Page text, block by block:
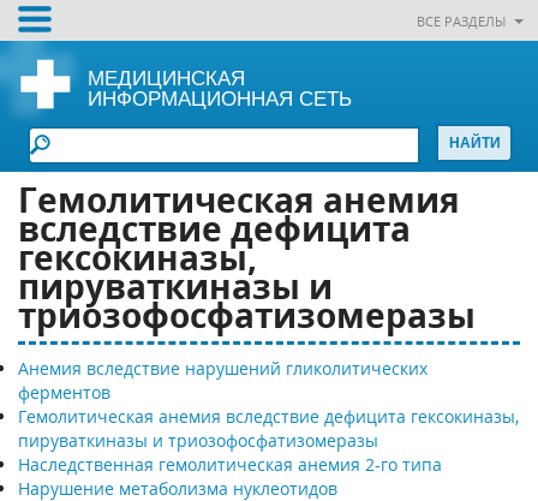
ВСЕ РАЗДЕЛЫ
МЕДИЦИНСКАЯ
ИНФОРМАЦИОННАЯ СЕТЬ
Гемолитическая анемия
вследствие дефицита
гексокиназы,
пируваткиназы и
триозофосфатизомеразы
Анемия вследствие нарушений гликолитических
ферментов
Гемолитическая анемия вследствие дефицита гексокиназы,
пируваткиназы и триозофосфатизомеразы
Наследственная гемолитическая анемия 2-го типа
Нарушение метаболизма нуклеотидов